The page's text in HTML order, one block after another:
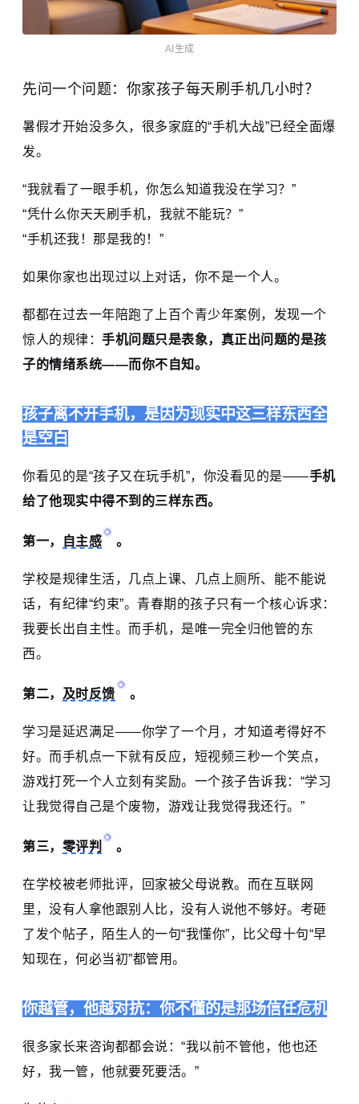
AI生成
先问一个问题：你家孩子每天刷手机几小时？
暑假才开始没多久，很多家庭的“手机大战”已经全面爆
发。
“我就看了一眼手机，你怎么知道我没在学习？”
“凭什么你天天刷手机，我就不能玩？”
“手机还我！那是我的！”
如果你家也出现过以上对话，你不是一个人。
都都在过去一年陪跑了上百个青少年案例，发现一个
惊人的规律： 手机问题只是表象，真正出问题的是孩
子的情绪系统——而你不自知。
孩子离不开手机，是因为现实中这三样东西全
是空白
你看见的是“孩子又在玩手机”，你没看见的是——手机
给了他现实中得不到的三样东西。
第一， 自主感 。
学校是规律生活，几点上课、几点上厕所、能不能说
话，有纪律“约束”。青春期的孩子只有一个核心诉求：
我要长出自主性。而手机，是唯一完全归他管的东
西。
第二， 及时反馈 。
学习是延迟满足——你学了一个月，才知道考得好不
好。而手机点一下就有反应，短视频三秒一个笑点，
游戏打死一个人立刻有奖励。一个孩子告诉我：“学习
让我觉得自己是个废物，游戏让我觉得我还行。”
第三， 零评判 。
在学校被老师批评，回家被父母说教。而在互联网
里，没有人拿他跟别人比，没有人说他不够好。考砸
了发个帖子，陌生人的一句“我懂你”，比父母十句“早
知现在，何必当初”都管用。
你越管，他越对抗：你不懂的是那场信任危机
很多家长来咨询都都会说：“我以前不管他，他也还
好，我一管，他就要死要活。”